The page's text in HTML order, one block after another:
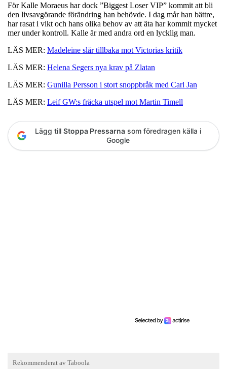
För Kalle Moraeus har dock ”Biggest Loser VIP” kommit att bli
den livsavgörande förändring han behövde. I dag mår han bättre,
har rasat i vikt och hans olika behov av att äta har kommit mycket
mer under kontroll. Kalle är med andra ord en lycklig man.
LÄS MER: Madeleine slår tillbaka mot Victorias kritik
LÄS MER: Helena Segers nya krav på Zlatan
LÄS MER: Gunilla Persson i stort snoppbråk med Carl Jan
LÄS MER: Leif GW:s fräcka utspel mot Martin Timell
Lägg till Stoppa Pressarna som föredragen källa i
Google